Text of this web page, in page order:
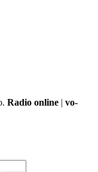
Radio online | vo-